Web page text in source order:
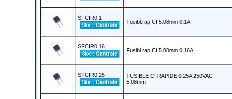
SFCIR0.1
Fusibl.rap.CI 5.08mm 0.1A
SFCIR0.16
Fusibl.rap.CI 5.08mm 0.16A
SFCIR0.25
FUSIBLE CI RAPIDE 0.25A 250VAC
5.08mm